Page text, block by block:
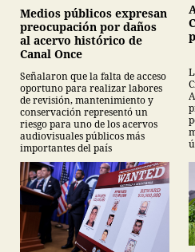
Medios públicos expresan
preocupación por daños
al acervo histórico de
Canal Once
Señalaron que la falta de acceso
oportuno para realizar labores
de revisión, mantenimiento y
conservación representó un
riesgo para uno de los acervos
audiovisuales públicos más
importantes del país